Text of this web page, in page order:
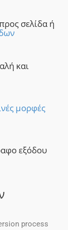
σελίδα ή
και
μορφές
εξόδου
process